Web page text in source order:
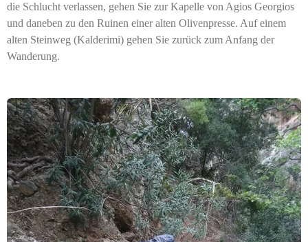
die Schlucht verlassen, gehen Sie zur Kapelle von Agios Georgios
und daneben zu den Ruinen einer alten Olivenpresse. Auf einem
alten Steinweg (Kalderimi) gehen Sie zurück zum Anfang der
Wanderung.